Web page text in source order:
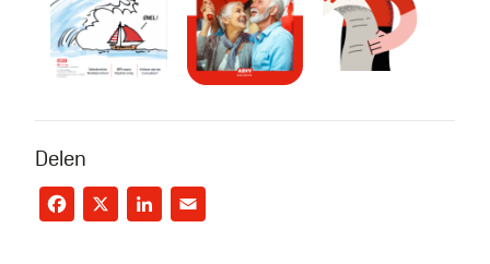
Delen
Facebook
X LinkedIn